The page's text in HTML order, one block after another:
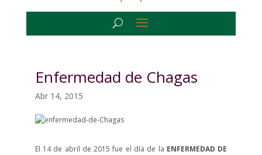
Enfermedad de Chagas
Abr 14, 2015
El 14 de abril de 2015 fue el día de la ENFERMEDAD DE